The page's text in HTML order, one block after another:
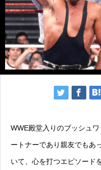
WWE殿堂入りのブッシュ
ートナーであり親友でもあ
いて、心を打つエピソード